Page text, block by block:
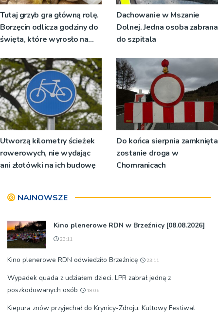
Tutaj grzyb gra główną rolę.
Borzęcin odlicza godziny do
święta, które wyrosło na
Dachowanie w Mszanie
Dolnej. Jedna osoba zabrana
do szpitala
Utworzą kilometry ścieżek
rowerowych, nie wydając
ani złotówki na ich budowę
Do końca sierpnia zamknięta
zostanie droga w
Chomranicach
NAJNOWSZE
Kino plenerowe RDN w Brzeźnicy [08.08.2026]
23:11
Kino plenerowe RDN odwiedziło Brzeźnicę 23:11
Wypadek quada z udziałem dzieci. LPR zabrał jedną z
poszkodowanych osób
18:06
Kiepura znów przyjechał do Krynicy-Zdroju. Kultowy Festiwal